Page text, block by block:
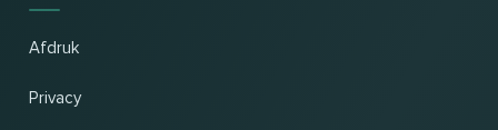
Afdruk
Privacy